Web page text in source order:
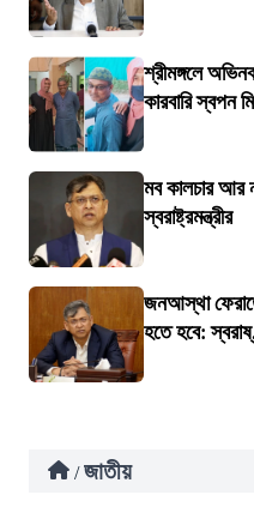
শ্রীমঙ্গলে
কারবারি স্বপন
মব কালচার আর
স্বরাষ্ট্রমন্ত্রীর
জনআস্থা
হতে হবে:
/ জাতীয়